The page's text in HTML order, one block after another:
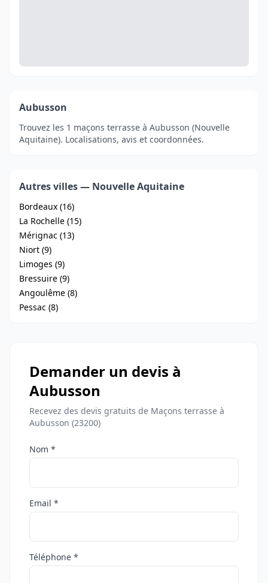
Aubusson
Trouvez les 1 maçons terrasse à Aubusson (Nouvelle
Aquitaine). Localisations, avis et coordonnées.
Autres villes — Nouvelle Aquitaine
Bordeaux (16)
La Rochelle (15)
Mérignac (13)
Niort (9)
Limoges (9)
Bressuire (9)
Angoulême (8)
Pessac (8)
Demander un devis à
Aubusson
Recevez des devis gratuits de Maçons terrasse à
Aubusson (23200)
Nom *
Email *
Téléphone *